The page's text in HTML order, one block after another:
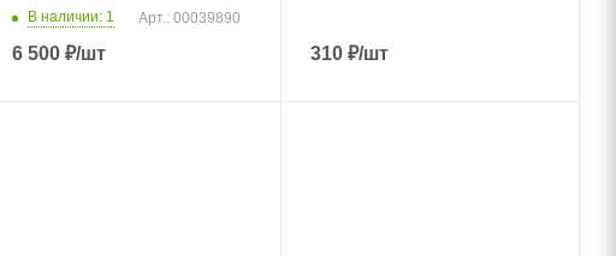
В наличии: 1 Арт.: 00039890
6 500₽/шт 310₽/шт